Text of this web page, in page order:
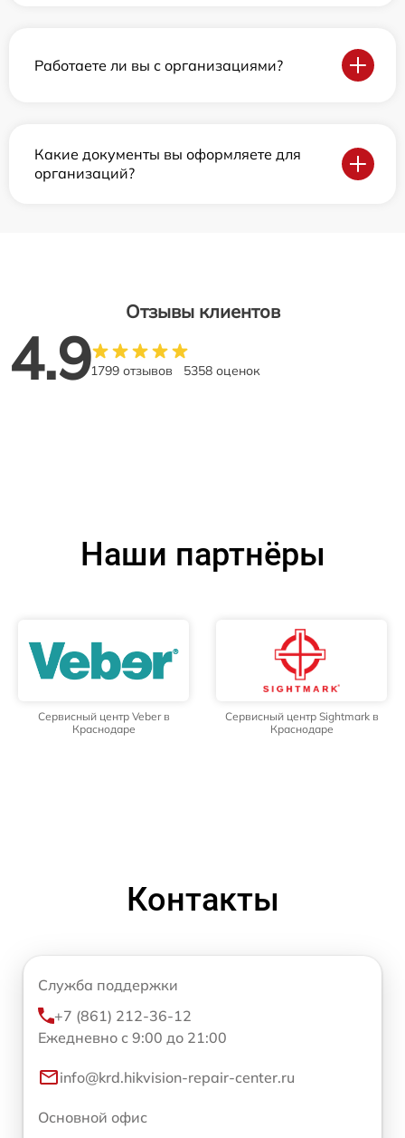
Работаете ли вы с организациями?
Какие документы вы оформляете для
организаций?
Отзывы клиентов
4.91799 отзывов 5358 оценок
Наши партнёры
Сервисный центр Veber в
Краснодаре
Сервисный центр Sightmark в
Краснодаре
Контакты
Служба поддержки
+7 (861) 212-36-12
Ежедневно с 9:00 до 21:00
info@krd.hikvision-repair-center.ru
Основной офис